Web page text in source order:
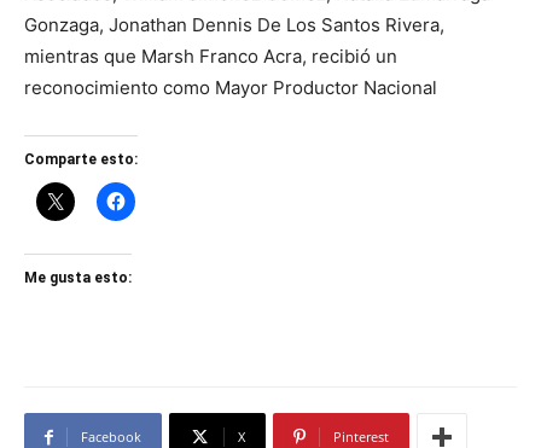
Gonzaga, Jonathan Dennis De Los Santos Rivera,
mientras que Marsh Franco Acra, recibió un
reconocimiento como Mayor Productor Nacional
Comparte esto:
Me gusta esto:
Facebook X Pinterest